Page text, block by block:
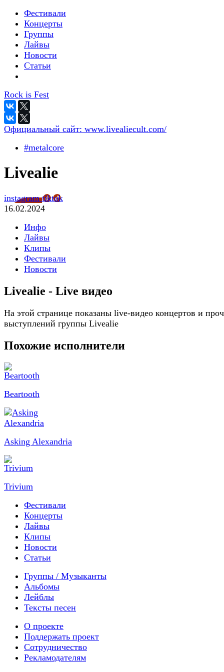
Фестивали
Концерты
Группы
Лайвы
Новости
Статьи
Rock is Fest
Официальный сайт: www.livealiecult.com/
#metalcore
Livealie
instagramtiktok
16.02.2024
Инфо
Лайвы
Клипы
Фестивали
Новости
Livealie - Live видео
На этой странице показаны live-видео концертов и
выступлений группы Livealie
Похожие исполнители
Beartooth
Asking Alexandria
Trivium
Фестивали
Концерты
Лайвы
Клипы
Новости
Статьи
Группы / Музыканты
Альбомы
Лейблы
Тексты песен
О проекте
Поддержать проект
Сотрудничество
Рекламодателям